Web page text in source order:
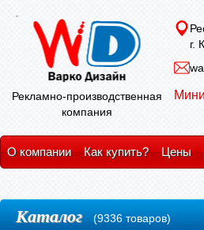
Рекламно-производственная
компания
г.
О компании Как купить? Цены
Каталог (9336 товаров)